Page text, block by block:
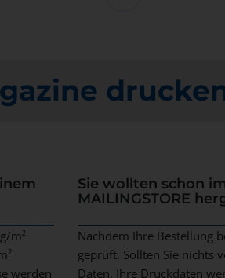
m²
werden
Sie wollten schon
MAILINGSTORE
Nachdem Ihre Bestellung
geprüft. Sollten Sie nichts
Daten. Ihre Druckdaten